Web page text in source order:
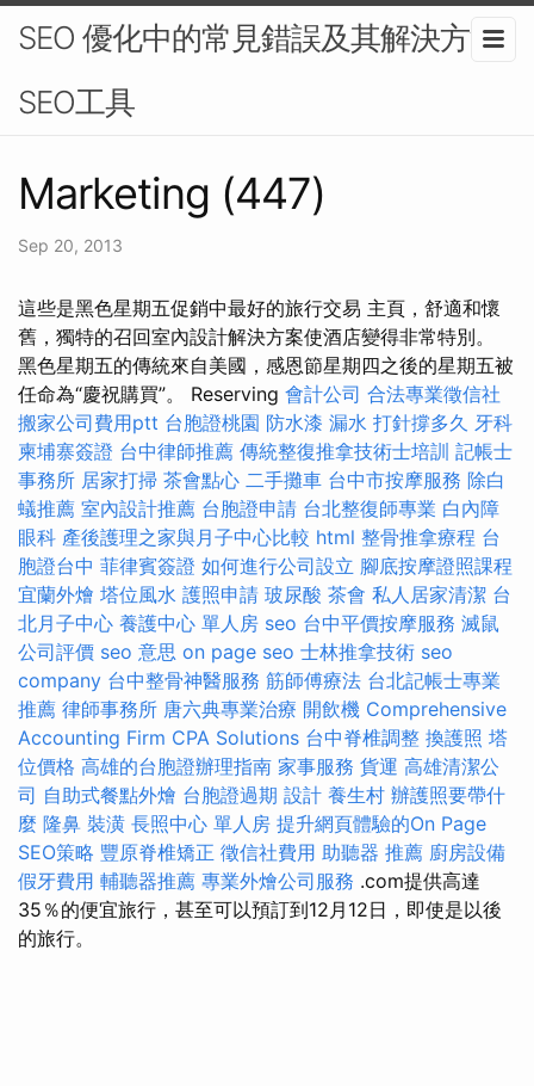
SEO 優化中的常見錯誤及其解決方法-
SEO工具
Marketing (447)
Sep 20, 2013
這些是黑色星​​期五促銷中最好的旅行交易 主頁，舒適和懷
舊，獨特的召回室內設計解決方案使酒店變得非常特別。
黑色星期五的傳統來自美國，感恩節星期四之後的星期五被
任命為“慶祝購買”。 Reserving 會計公司 合法專業徵信社
搬家公司費用ptt 台胞證桃園 防水漆 漏水 打針撐多久 牙科
柬埔寨簽證 台中律師推薦 傳統整復推拿技術士培訓 記帳士
事務所 居家打掃 茶會點心 二手攤車 台中市按摩服務 除白
蟻推薦 室內設計推薦 台胞證申請 台北整復師專業 白內障
眼科 產後護理之家與月子中心比較 html 整骨推拿療程 台
胞證台中 菲律賓簽證 如何進行公司設立 腳底按摩證照課程
宜蘭外燴 塔位風水 護照申請 玻尿酸 茶會 私人居家清潔 台
北月子中心 養護中心 單人房 seo 台中平價按摩服務 滅鼠
公司評價 seo 意思 on page seo 士林推拿技術 seo
company 台中整骨神醫服務 筋師傅療法 台北記帳士專業
推薦 律師事務所 唐六典專業治療 開飲機 Comprehensive
Accounting Firm CPA Solutions 台中脊椎調整 換護照 塔
位價格 高雄的台胞證辦理指南 家事服務 貨運 高雄清潔公
司 自助式餐點外燴 台胞證過期 設計 養生村 辦護照要帶什
麼 隆鼻 裝潢 長照中心 單人房 提升網頁體驗的On Page
SEO策略 豐原脊椎矯正 徵信社費用 助聽器 推薦 廚房設備
假牙費用 輔聽器推薦 專業外燴公司服務 .com提供高達
35％的便宜旅行，甚至可以預訂到12月12日，即使是以後
的旅行。